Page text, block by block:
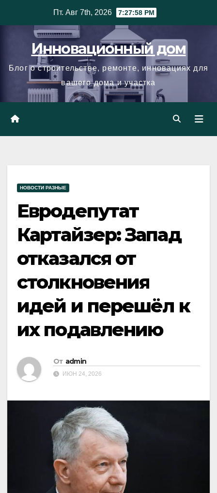
Пт. Авг 7th, 2026 7:27:59 PM
Инновационный дом
Блог о строительстве, ремонте, инновациях для
вашего дома и участка
НОВОСТИ РАЗНЫЕ
Евродепутат
Картайзер: Запад
отказался от
столкновения
идей и перешёл к
их подавлению
От admin
ИЮН 24, 2026